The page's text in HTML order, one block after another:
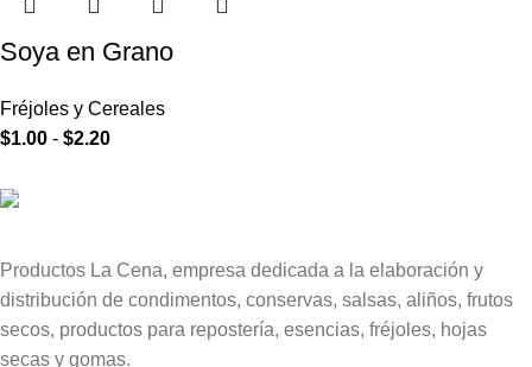
Soya en Grano
Fréjoles y Cereales
$1.00 - $2.20
Productos La Cena, empresa dedicada a la elaboración y
distribución de condimentos, conservas, salsas, aliños, frutos
secos, productos para repostería, esencias, fréjoles, hojas
secas y gomas.